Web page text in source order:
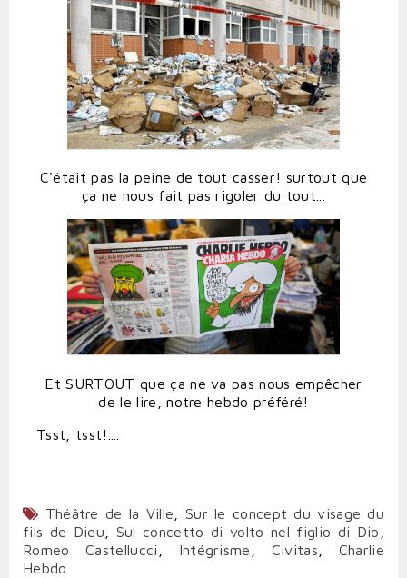
C'était pas la peine de tout casser! surtout que
ça ne nous fait pas rigoler du tout...
Et SURTOUT que ça ne va pas nous empêcher
de le lire, notre hebdo préféré!
Tsst, tsst!....
Théâtre de la Ville
Sur le concept du visage du
fils de Dieu
Sul concetto di volto nel figlio di Dio
Romeo Castellucci
Intégrisme Civitas
Charlie
Hebdo